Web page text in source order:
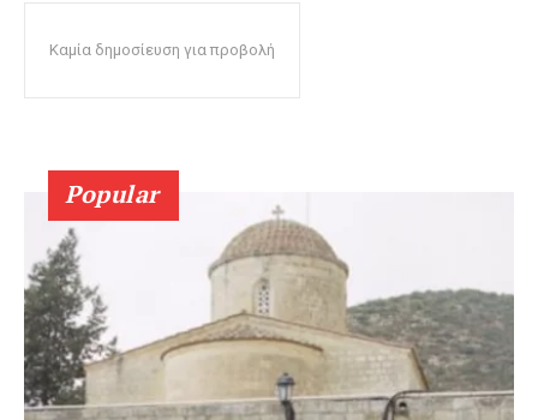
Καμία δημοσίευση για προβολή
Popular